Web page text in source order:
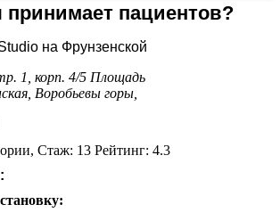
принимает пациентов?
на Фрунзенской
1, корп. 4/5 Площадь
Воробьевы горы,
Стаж: 13 Рейтинг: 4.3